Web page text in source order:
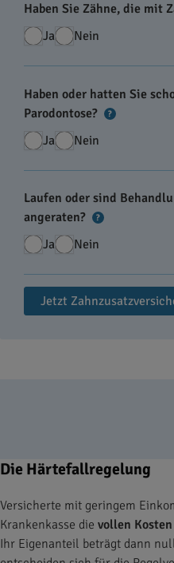
Haben Sie Zähne, die mit
Ja Nein
Haben oder hatten Sie
Parodontose?
?
Ja Nein
Laufen oder sind
angeraten?
?
Ja Nein
Jetzt
Die Härtefallregelung
Versicherte mit geringem
Krankenkasse die vollen
Ihr Eigenanteil beträgt dann